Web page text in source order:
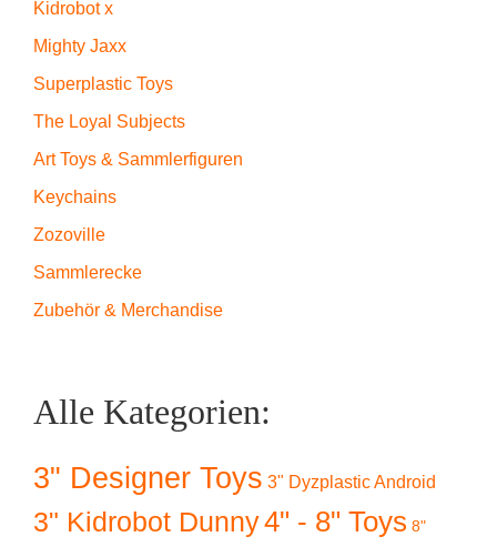
Kidrobot x
Mighty Jaxx
Superplastic Toys
The Loyal Subjects
Art Toys & Sammlerfiguren
Keychains
Zozoville
Sammlerecke
Zubehör & Merchandise
Alle Kategorien:
3" Designer Toys 3" Dyzplastic Android
3" Kidrobot Dunny4" - 8" Toys 8"